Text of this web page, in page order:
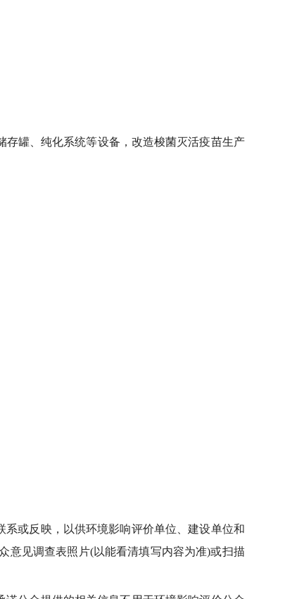
存罐、纯化系统等设备，改造梭菌灭活疫苗生产
或反映，以供环境影响评价单位、建设单位和
意见调查表照片(以能看清填写内容为准)或扫描